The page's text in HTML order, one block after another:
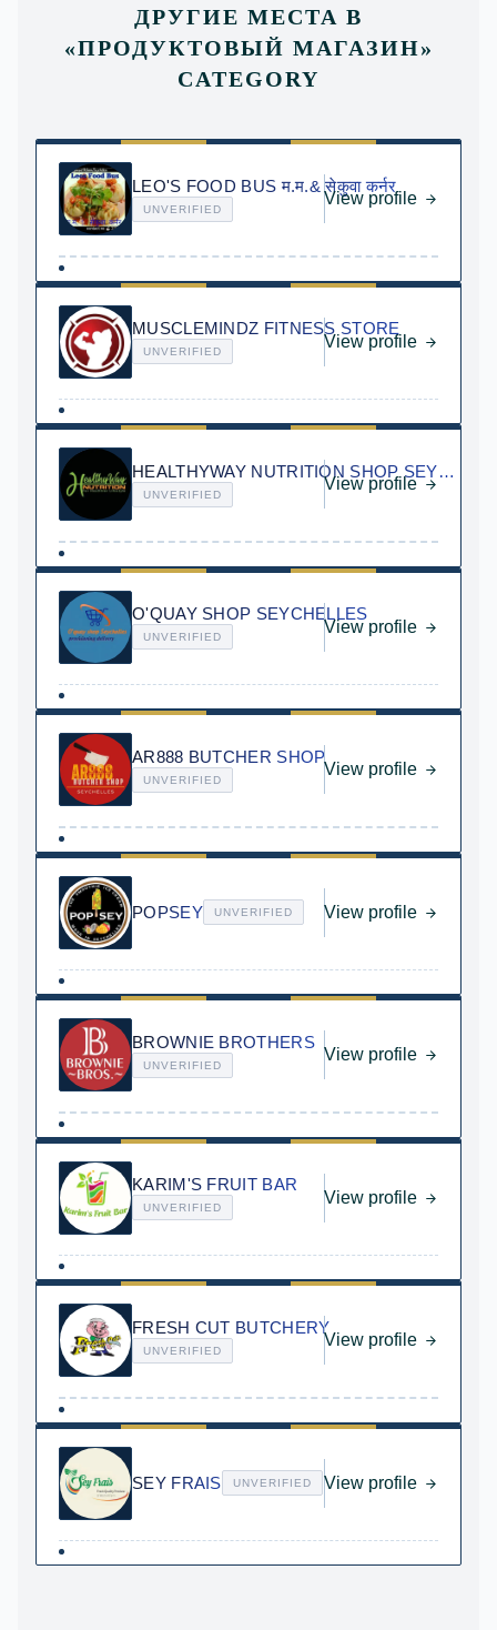
ДРУГИЕ МЕСТА В
«ПРОДУКТОВЫЙ МАГАЗИН»
CATEGORY
LEO'S FOOD BUS म.म.& सेकुवा कर्नर
UNVERIFIED
View profile
MUSCLEMINDZ FITNESS STORE
UNVERIFIED
View profile
HEALTHYWAY NUTRITION SHOP SEYCHELLES
UNVERIFIED
View profile
O'QUAY SHOP SEYCHELLES
UNVERIFIED
View profile
AR888 BUTCHER SHOP
UNVERIFIED
View profile
POPSEY UNVERIFIED View profile
BROWNIE BROTHERS
UNVERIFIED
View profile
KARIM'S FRUIT BAR
UNVERIFIED
View profile
FRESH CUT BUTCHERY
UNVERIFIED
View profile
SEY FRAIS UNVERIFIED View profile